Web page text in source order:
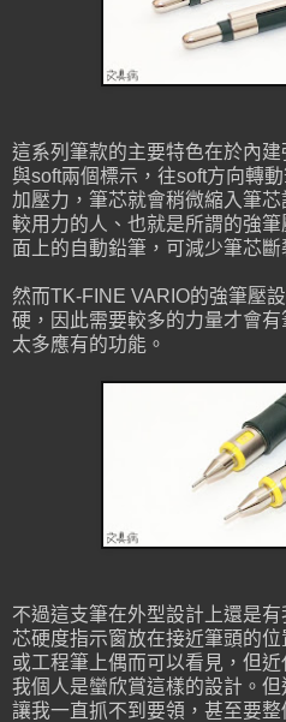
這系列筆款的主要特色在於內
與soft兩個標示，往soft方向轉
加壓力，筆芯就會稍微縮入筆
較用力的人、也就是所謂的強
面上的自動鉛筆，可減少筆芯斷
然而TK-FINE VARIO的強筆壓
硬，因此需要較多的力量才會
太多應有的功能。
不過這支筆在外型設計上還是
芯硬度指示窗放在接近筆頭的
或工程筆上偶而可以看見，但
我個人是蠻欣賞這樣的設計。
讓我一直抓不到要領，甚至要